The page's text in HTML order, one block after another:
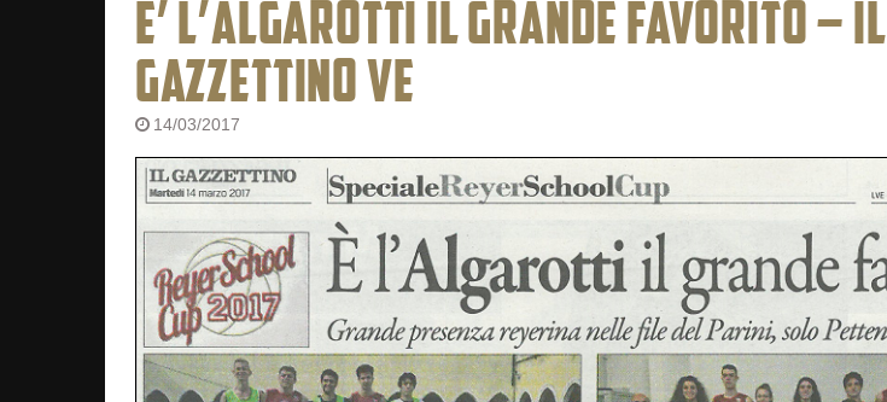
E’ L’ALGAROTTI IL GRANDE FAVORITO – IL
GAZZETTINO VE
14/03/2017